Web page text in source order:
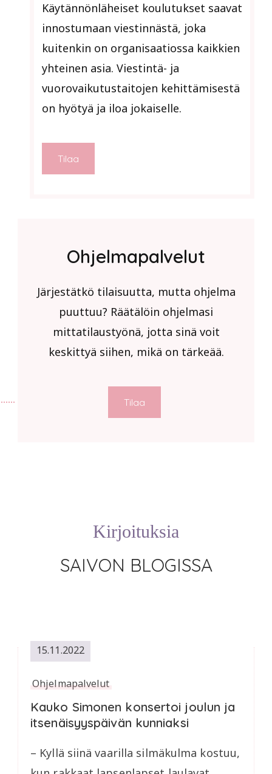
Käytännönläheiset koulutukset saavat
innostumaan viestinnästä, joka
kuitenkin on organisaatiossa kaikkien
yhteinen asia. Viestintä- ja
vuorovaikutustaitojen kehittämisestä
on hyötyä ja iloa jokaiselle.
Tilaa
Ohjelmapalvelut
Järjestätkö tilaisuutta, mutta ohjelma
puuttuu? Räätälöin ohjelmasi
mittatilaustyönä, jotta sinä voit
keskittyä siihen, mikä on tärkeää.
Tilaa
Kirjoituksia
SAIVON BLOGISSA
15.11.2022
Ohjelmapalvelut
Kauko Simonen konsertoi joulun ja
itsenäisyyspäivän kunniaksi
– Kyllä siinä vaarilla silmäkulma kostuu,